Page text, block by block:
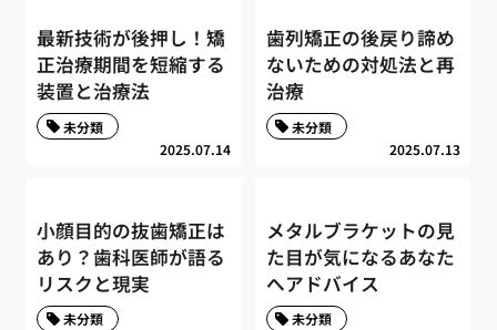
最新技術が後押し！矯
正治療期間を短縮する
装置と治療法
2025.07.14
未分類
歯列矯正の後戻り諦め
ないための対処法と再
治療
2025.07.13
未分類
小顔目的の抜歯矯正は
あり？歯科医師が語る
リスクと現実
未分類
メタルブラケットの見
た目が気になるあなた
へアドバイス
未分類